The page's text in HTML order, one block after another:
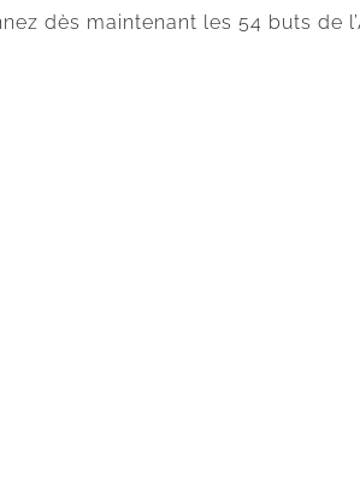
dès maintenant les 54 buts de